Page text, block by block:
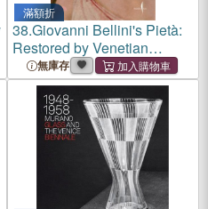
滿額折
38.Giovanni Bellini's Pietà:
Restored by Venetian
Heritage
無庫存